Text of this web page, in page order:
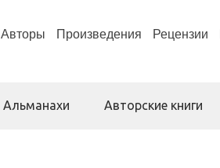
Авторы Произведения Рецензии
Альманахи Авторские книги